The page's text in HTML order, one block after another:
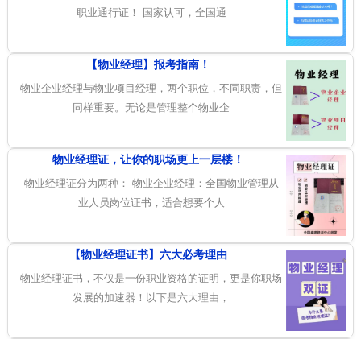
职业通行证！ 国家认可，全国通
【物业经理】报考指南！
物业企业经理与物业项目经理，两个职位，不同职责，但
同样重要。无论是管理整个物业企
物业经理证，让你的职场更上一层楼！
物业经理证分为两种： 物业企业经理：全国物业管理从
业人员岗位证书，适合想要个人
【物业经理证书】六大必考理由
物业经理证书，不仅是一份职业资格的证明，更是你职场
发展的加速器！以下是六大理由，